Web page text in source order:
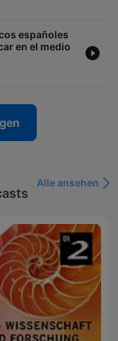
españoles
en el medio
Alle ansehen